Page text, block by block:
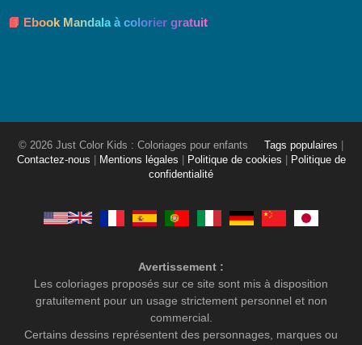
📘 Ebook Mandala à colorier gratuit
© 2026 Just Color Kids : Coloriages pour enfants Tags populaires
Contactez-nous
Mentions légales Politique de cookies
Politique de
confidentialité
Avertissement :
Les coloriages proposés sur ce site sont mis à disposition
gratuitement pour un usage strictement personnel et non
commercial.
Certains dessins représentent des personnages, marques ou